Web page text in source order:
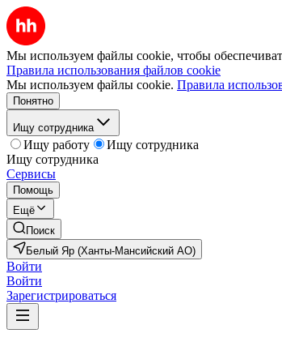
Мы используем файлы cookie, чтобы
Правила использования файлов cookie
Мы используем файлы cookie. Правила
Понятно
Ищу сотрудника
Ищу работу
Ищу сотрудника
Ищу сотрудника
Сервисы
Помощь
Ещё
Поиск
Белый Яр (Ханты-Мансийский АО)
Войти
Войти
Зарегистрироваться